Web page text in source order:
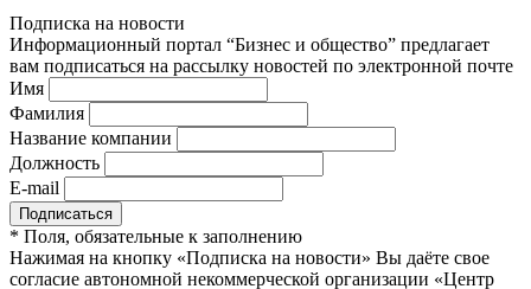
Подписка на новости
Информационный портал “Бизнес и общество” предлагает
вам подписаться на рассылку новостей по электронной почте
Имя
Фамилия
Название компании
Должность
E-mail
* Поля, обязательные к заполнению
Нажимая на кнопку «Подписка на новости» Вы даёте свое
согласие автономной некоммерческой организации «Центр